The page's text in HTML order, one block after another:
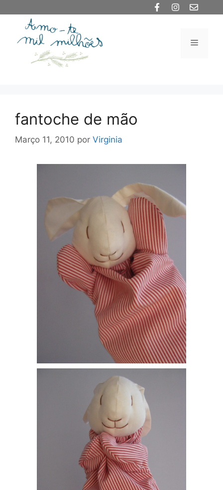
conteúdo
Menu
fantoche de mão
Março 11, 2010 por Virginia